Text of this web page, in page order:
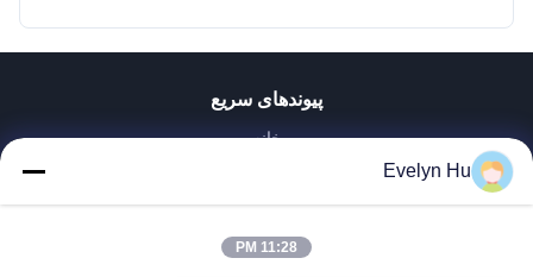
پیوندهای سریع
خانه
نمایش VR
کارخانه تور
Evelyn Hu
11:28 PM